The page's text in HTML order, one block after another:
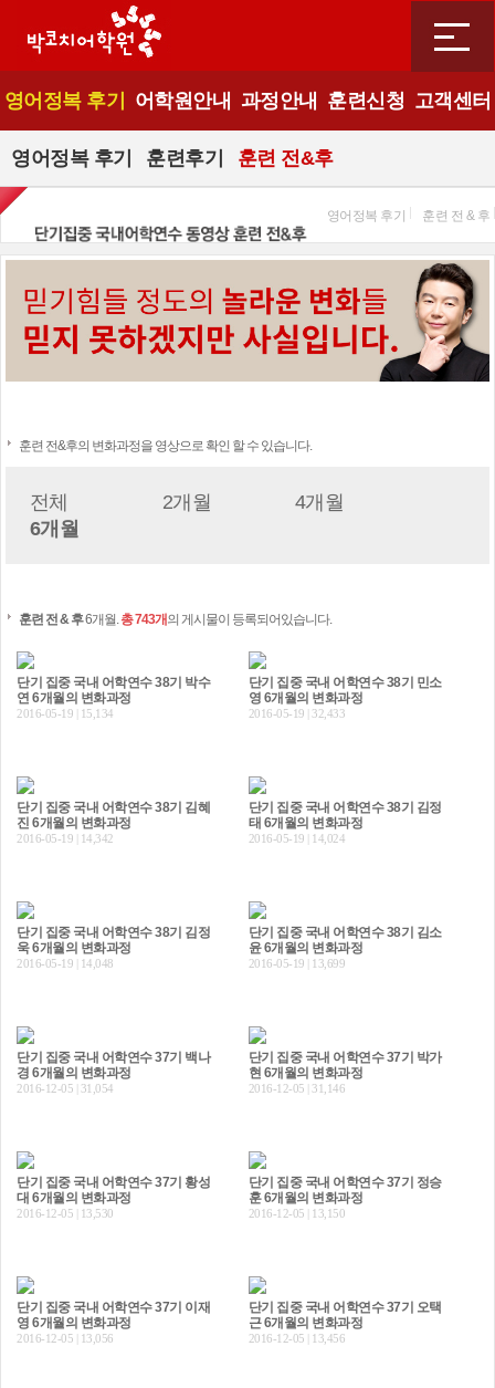
영어정복 후기 어학원안내 과정안내 훈련신청 고객센터
영어정복 후기 훈련후기 훈련 전&후
영어정복 후기 훈련 전 & 후
훈련 전&후의 변화과정을 영상으로 확인 할 수 있습니다.
전체 2개월
4개월
6개월
훈련 전 & 후6개월.총 743개의 게시물이 등록되어있습니다.
단기 집중 국내 어학연수 38기 박수
연 6개월의 변화과정
2016-05-19 | 15,134
단기 집중 국내 어학연수 38기 민소
영 6개월의 변화과정
2016-05-19 | 32,433
단기 집중 국내 어학연수 38기 김혜
진 6개월의 변화과정
2016-05-19 | 14,342
단기 집중 국내 어학연수 38기 김정
태 6개월의 변화과정
2016-05-19 | 14,024
단기 집중 국내 어학연수 38기 김정
욱 6개월의 변화과정
2016-05-19 | 14,048
단기 집중 국내 어학연수 38기 김소
윤 6개월의 변화과정
2016-05-19 | 13,699
단기 집중 국내 어학연수 37기 백나
경 6개월의 변화과정
2016-12-05 | 31,054
단기 집중 국내 어학연수 37기 박가
현 6개월의 변화과정
2016-12-05 | 31,146
단기 집중 국내 어학연수 37기 황성
대 6개월의 변화과정
2016-12-05 | 13,530
단기 집중 국내 어학연수 37기 정승
훈 6개월의 변화과정
2016-12-05 | 13,150
단기 집중 국내 어학연수 37기 이재
영 6개월의 변화과정
2016-12-05 | 13,056
단기 집중 국내 어학연수 37기 오택
근 6개월의 변화과정
2016-12-05 | 13,456